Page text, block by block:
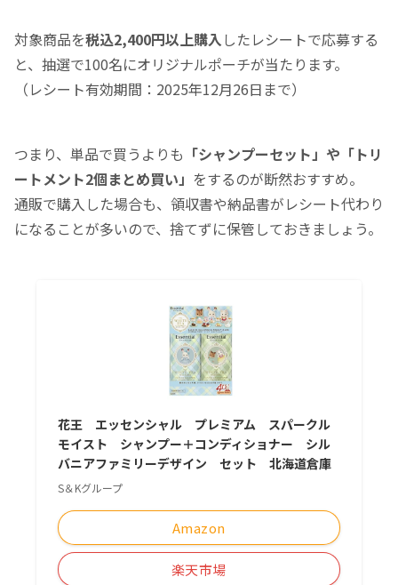
対象商品を税込2,400円以上購入 したレシートで応募する
と、抽選で100名にオリジナルポーチが当たります。
（レシート有効期間：2025年12月26日まで）
つまり、単品で買うよりも 「シャンプーセット」や「トリ
ートメント2個まとめ買い」 をするのが断然おすすめ。
通販で購入した場合も、領収書や納品書がレシート代わり
になることが多いので、捨てずに保管しておきましょう。
花王 エッセンシャル プレミアム スパークル
モイスト シャンプー＋コンディショナー シル
バニアファミリーデザイン セット 北海道倉庫
S＆Kグループ
Amazon
楽天市場